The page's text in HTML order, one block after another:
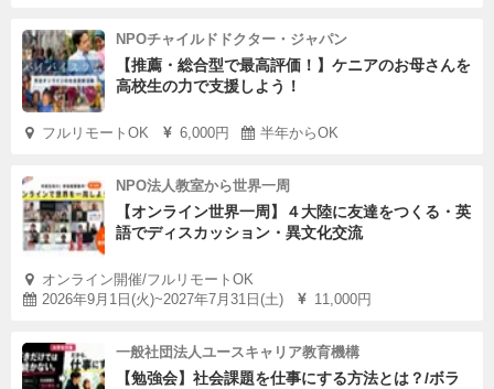
NPOチャイルドドクター・ジャパン
【推薦・総合型で最高評価！】ケニアのお母さんを
高校生の力で支援しよう！
フルリモートOK 6,000円 半年からOK
NPO法人教室から世界一周
【オンライン世界一周】４大陸に友達をつくる・英
語でディスカッション・異文化交流
オンライン開催/フルリモートOK
2026年9月1日(火)~2027年7月31日(土)
11,000円
一般社団法人ユースキャリア教育機構
【勉強会】社会課題を仕事にする方法とは？/ボラ